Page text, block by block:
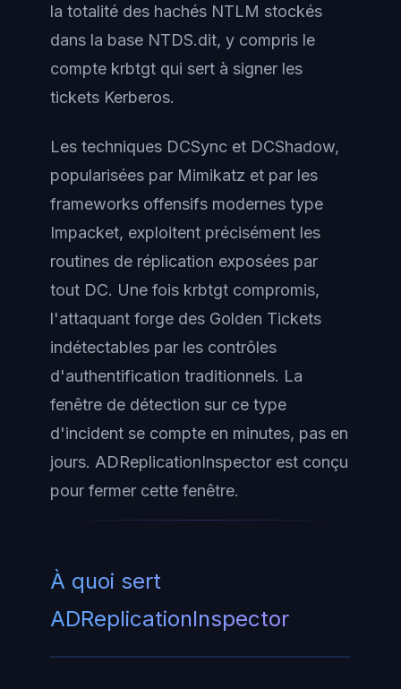
la totalité des hachés NTLM stockés
dans la base NTDS.dit, y compris le
compte krbtgt qui sert à signer les
tickets Kerberos.
Les techniques DCSync et DCShadow,
popularisées par Mimikatz et par les
frameworks offensifs modernes type
Impacket, exploitent précisément les
routines de réplication exposées par
tout DC. Une fois krbtgt compromis,
l'attaquant forge des Golden Tickets
indétectables par les contrôles
d'authentification traditionnels. La
fenêtre de détection sur ce type
d'incident se compte en minutes, pas en
jours. ADReplicationInspector est conçu
pour fermer cette fenêtre.
À quoi sert
ADReplicationInspector